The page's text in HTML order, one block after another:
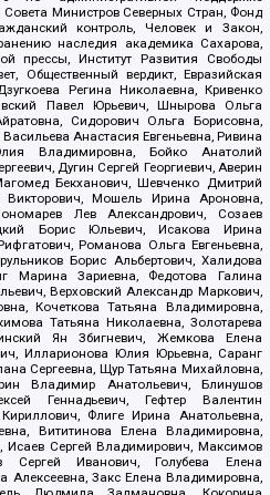
Министров Северных Стран, Фонд
контроль, Человек и Закон,
наследия академика Сахарова,
прессы, Институт Развития Свободы
Общественный вердикт, Евразийская
Регина Николаевна, Кривенко
Павел Юрьевич, Шнырова Ольга
Сидорович Ольга Борисовна,
Анастасия Евгеньевна, Ривина
Владимировна, Бойко Анатолий
Дугин Сергей Георгиевич, Аверин
Бекханович, Шевченко Дмитрий
Мошель Ирина Ароновна,
Лев Александрович, Созаев
Борис Юльевич, Исакова Ирина
Романова Ольга Евгеньевна,
Борис Альбертович, Халидова
Марина Зариевна, Федотова Галина
Верховский Александр Маркович,
Кочеткова Татьяна Владимировна,
Татьяна Николаевна, Золотарева
Ян Збигневич, Жемкова Елена
Илларионова Юлия Юрьевна, Саранг
Сергеевна, Щур Татьяна Михайловна,
Владимир Анатольевич, Блинушов
Геннадьевич, Гефтер Валентин
Флиге Ирина Анатольевна,
Вититинова Елена Владимировна,
Исаев Сергей Владимирович, Максимов
Сергей Иванович, Голубева Елена
Алексеевна, Закс Елена Владимировна,